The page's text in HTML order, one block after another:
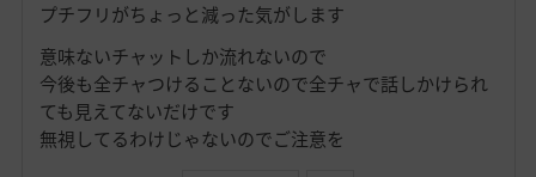
プチフリがちょっと減った気がします
意味ないチャットしか流れないので
今後も全チャつけることないので全チャで話しかけられ
ても見えてないだけです
無視してるわけじゃないのでご注意を